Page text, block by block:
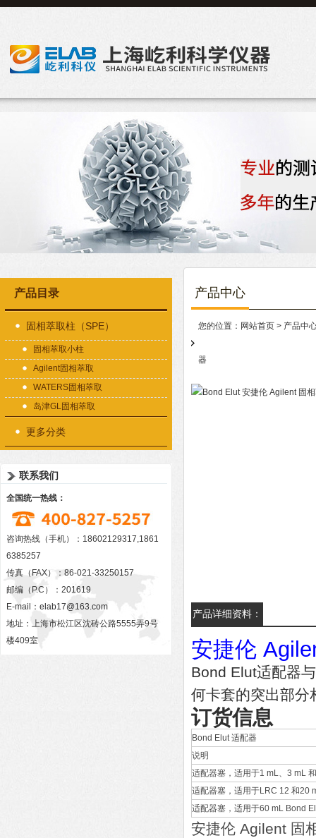
产品目录
固相萃取柱（SPE）
固相萃取小柱
Agilent固相萃取
WATERS固相萃取
岛津GL固相萃取
更多分类
联系我们
全国统一热线：
咨询热线（手机）：18602129317,1861
6385257
传真（FAX）：86-021-33250157
邮编（P.C）：201619
E-mail： elab17@163.com
地址：上海市松江区沈砖公路5555弄9号
楼409室
产品中心
您的位置： 网站首页 > 产品中
器
产品详细资料：
安捷伦
Bond Elut适配器
何卡套的突出部分
订货信息
Bond Elut 适配器
说明
适配器塞，适用于1 mL、3 mL
适配器塞，适用于LRC 12 和20
适配器塞，适用于60 mL Bond
安捷伦 Agilent 固